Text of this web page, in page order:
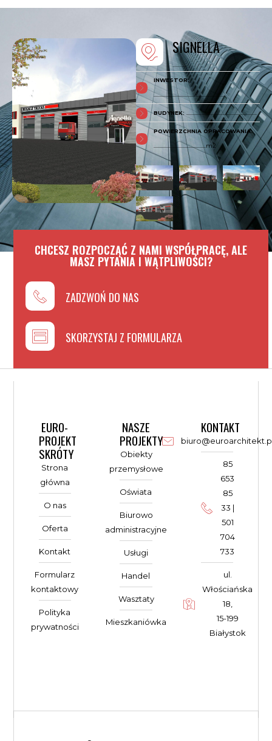
SIGNELLA
............
INWESTOR:
..........................................................
BUDYNEK: ..........................................................
POWIERZCHNIA OPRACOWANIA:
...........................................m2
CHCESZ ROZPOCZĄĆ Z NAMI WSPÓŁPRACĘ, ALE
MASZ PYTANIA I WĄTPLIWOŚCI?
ZADZWOŃ DO NAS
SKORZYSTAJ Z FORMULARZA
EURO-
PROJEKT
SKRÓTY
Strona
główna
O nas
Oferta
Kontakt
Formularz
kontaktowy
Polityka
prywatności
NASZE
PROJEKTY
Obiekty
przemysłowe
Oświata
Biurowo
administracyjne
Usługi
Handel
Wasztaty
Mieszkaniówka
KONTAKT
85
653
85
33 |
501
704
733
ul.
Włościańska
18,
15-199
Białystok